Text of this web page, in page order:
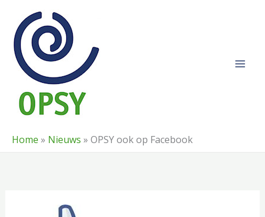
naar
inhoud
Home » Nieuws » OPSY ook op Facebook